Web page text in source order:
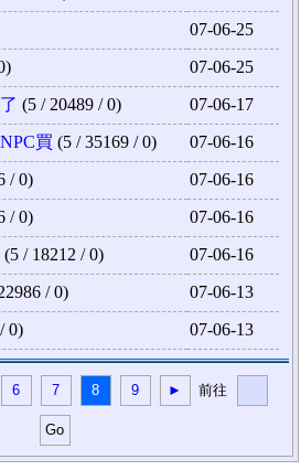
07-06-25
07-06-25
(5 / 20489 / 0)
07-06-17
買 (5 / 35169 / 0)
07-06-16
/ 0)
07-06-16
/ 0)
07-06-16
(5 / 18212 / 0)
07-06-16
/ 0)
07-06-13
0) 07-06-13
6 7 8 9 ► 前往
Go